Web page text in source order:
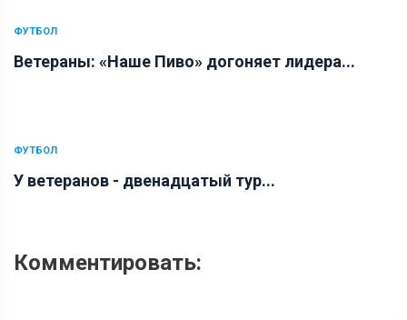
ФУТБОЛ
Ветераны: «Наше Пиво» догоняет лидера...
ФУТБОЛ
У ветеранов - двенадцатый тур...
Комментировать: